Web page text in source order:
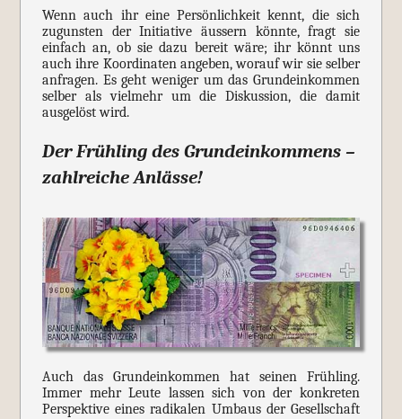
Wenn auch ihr eine Persönlichkeit kennt, die sich
zugunsten der Initiative äussern könnte, fragt sie
einfach an, ob sie dazu bereit wäre; ihr könnt uns
auch ihre Koordinaten angeben, worauf wir sie selber
anfragen. Es geht weniger um das Grundeinkommen
selber als vielmehr um die Diskussion, die damit
ausgelöst wird.
Der Frühling des Grundeinkommens –
zahlreiche Anlässe!
Auch das Grundeinkommen hat seinen Frühling.
Immer mehr Leute lassen sich von der konkreten
Perspektive eines radikalen Umbaus der Gesellschaft